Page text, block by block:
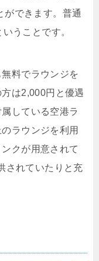
ができます。普通
うことです。
料でラウンジを
は2,000円と優遇
している空港ラ
ラウンジを利用
クが用意されて
されていたりと充